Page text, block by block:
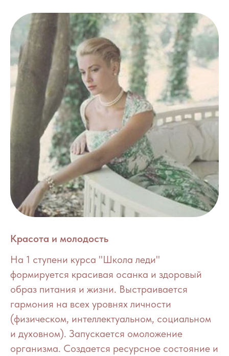
Красота и молодость
На 1 ступени курса "Школа леди"
формируется красивая осанка и здоровый
образ питания и жизни. Выстраивается
гармония на всех уровнях личности
(физическом, интеллектуальном, социальном
и духовном). Запускается омоложение
организма. Создается ресурсное состояние и